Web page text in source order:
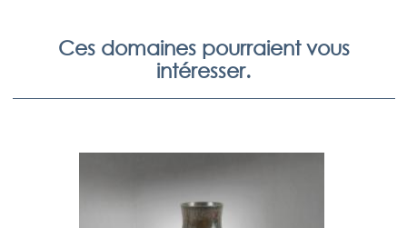
Ces domaines pourraient vous
intéresser.